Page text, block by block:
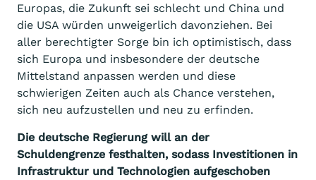
Europas, die Zukunft sei schlecht und China und
die USA würden unweigerlich davonziehen. Bei
aller berechtigter Sorge bin ich optimistisch, dass
sich Europa und insbesondere der deutsche
Mittelstand anpassen werden und diese
schwierigen Zeiten auch als Chance verstehen,
sich neu aufzustellen und neu zu erfinden.
Die deutsche Regierung will an der
Schuldengrenze festhalten, sodass Investitionen in
Infrastruktur und Technologien aufgeschoben